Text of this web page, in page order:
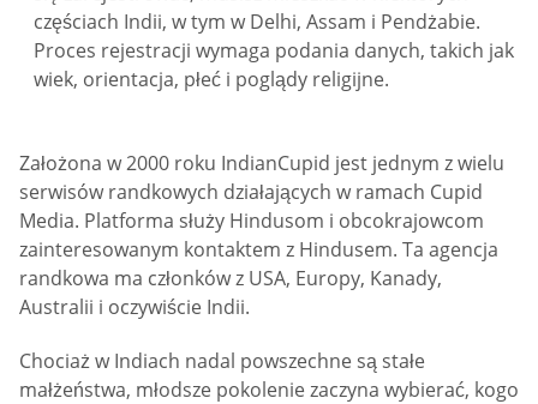
częściach Indii, w tym w Delhi, Assam i Pendżabie.
Proces rejestracji wymaga podania danych, takich jak
wiek, orientacja, płeć i poglądy religijne.
Założona w 2000 roku IndianCupid jest jednym z wielu
serwisów randkowych działających w ramach Cupid
Media. Platforma służy Hindusom i obcokrajowcom
zainteresowanym kontaktem z Hindusem. Ta agencja
randkowa ma członków z USA, Europy, Kanady,
Australii i oczywiście Indii.
Chociaż w Indiach nadal powszechne są stałe
małżeństwa, młodsze pokolenie zaczyna wybierać, kogo